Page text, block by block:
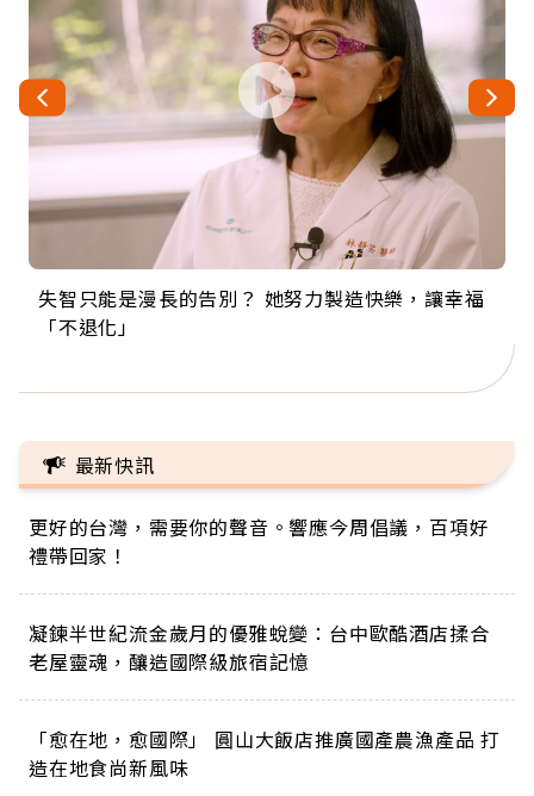
失智只能是漫長的告別？ 她努力製造快樂，讓幸福
「不退化」
來自剛果的巧克力神父 為台灣奉獻36年 「台灣是我
的家，我連作夢都講台語！」
63歲卸矽谷副總、搬回台灣找快樂！「蛋黃哥小
丑」走進安養院，逗樂上萬爺奶：退休後才開始真
104歲打破金氏世界紀錄 成為全球最年長羽球選
手，分享長壽的秘密原來是「這個」
事業巔峰他選擇追夢…黑手阿伯拉小提琴還登上小
巨蛋！連CNN都大讚！
最新快訊
更好的台灣，需要你的聲音。響應今周倡議，百項好
禮帶回家！
凝鍊半世紀流金歲月的優雅蛻變：台中歐酷酒店揉合
老屋靈魂，釀造國際級旅宿記憶
「愈在地，愈國際」 圓山大飯店推廣國產農漁產品 打
造在地食尚新風味